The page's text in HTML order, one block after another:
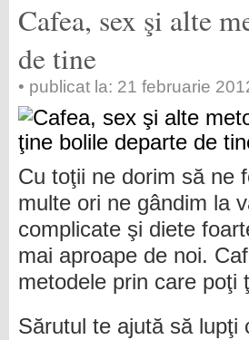
Cafea, sex şi alte
de tine
• publicat la: 21 februarie
Cu toţii ne dorim să ne
multe ori ne gândim la
complicate şi diete
mai aproape de noi.
metodele prin care poţi
Sărutul te ajută să lupţi